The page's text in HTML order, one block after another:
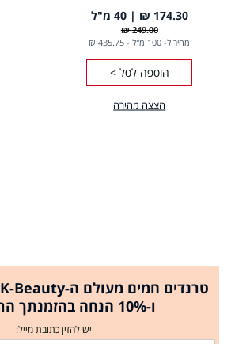
הצצה מהירה
249.00 ₪
174.30 ₪ 40 מ"ל
מחיר ל- 100 מ"ל -
435.75 ₪
הוספה לסל >
ו-10% הנחה בהזמנתך הראשונה >
יש להזין כתובת מייל: